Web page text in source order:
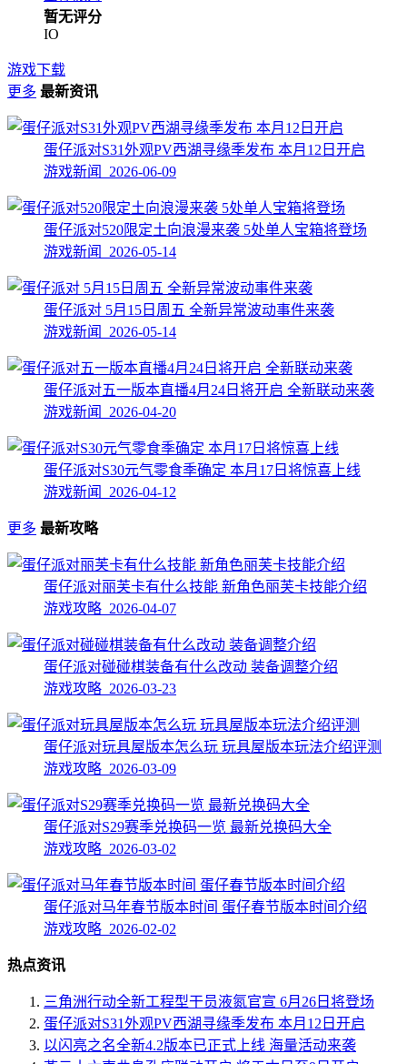
暂无评分
IO
游戏下载
更多 最新资讯
蛋仔派对S31外观PV西湖寻缘季发布 本月12日开启
游戏新闻 2026-06-09
蛋仔派对520限定土向浪漫来袭 5处单人宝箱将登场
游戏新闻 2026-05-14
蛋仔派对 5月15日周五 全新异常波动事件来袭
游戏新闻 2026-05-14
蛋仔派对五一版本直播4月24日将开启 全新联动来袭
游戏新闻 2026-04-20
蛋仔派对S30元气零食季确定 本月17日将惊喜上线
游戏新闻 2026-04-12
更多 最新攻略
蛋仔派对丽芙卡有什么技能 新角色丽芙卡技能介绍
游戏攻略 2026-04-07
蛋仔派对碰碰棋装备有什么改动 装备调整介绍
游戏攻略 2026-03-23
蛋仔派对玩具屋版本怎么玩 玩具屋版本玩法介绍评测
游戏攻略 2026-03-09
蛋仔派对S29赛季兑换码一览 最新兑换码大全
游戏攻略 2026-03-02
蛋仔派对马年春节版本时间 蛋仔春节版本时间介绍
游戏攻略 2026-02-02
热点资讯
三角洲行动全新工程型干员液氮官宣 6月26日将登场
蛋仔派对S31外观PV西湖寻缘季发布 本月12日开启
以闪亮之名全新4.2版本已正式上线 海量活动来袭